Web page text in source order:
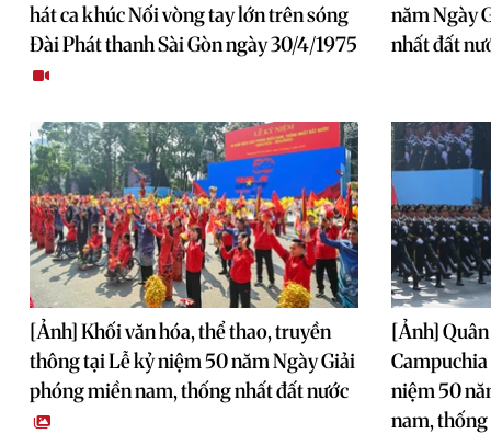
hát ca khúc Nối vòng tay lớn trên sóng
Đài Phát thanh Sài Gòn ngày 30/4/1975
năm Ngày
nhất đất
[Ảnh] Khối văn hóa, thể thao, truyền
thông tại Lễ kỷ niệm 50 năm Ngày Giải
phóng miền nam, thống nhất đất nước
[Ảnh]
niệm 50
nam,